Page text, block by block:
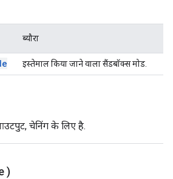
ब्यौरा
इस्तेमाल किया जाने वाला सैंडबॉक्स मोड.
चेनिंग के लिए है.